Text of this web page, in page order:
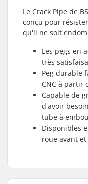
Le Crack Pipe de
conçu pour
qu'il ne soit
Les pegs en
très
Peg durable
CNC à partir
Capable de
d'avoir
tube à
Disponibles
roue avant